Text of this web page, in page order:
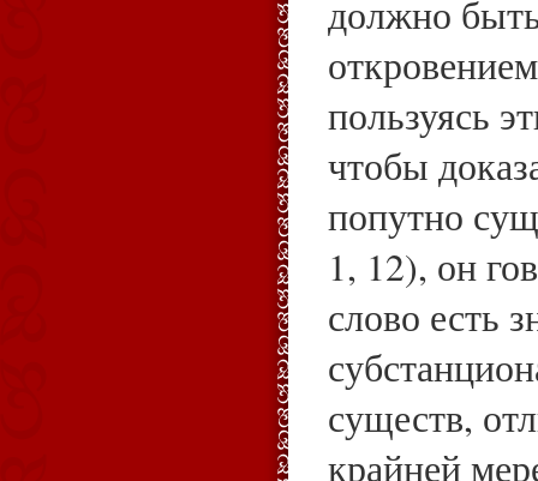
должно
пользуясь
чтобы
попутно
1, 12), он
слово есть
существ,
крайней